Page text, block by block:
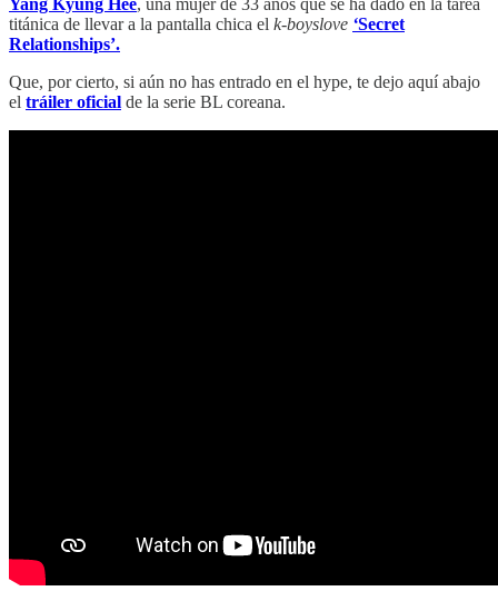
Yang Kyung Hee, una mujer de 33 años que se ha dado en la tarea
titánica de llevar a la pantalla chica el k-boyslove ‘Secret
Relationships’.
Que, por cierto, si aún no has entrado en el hype, te dejo aquí abajo
el tráiler oficial de la serie BL coreana.